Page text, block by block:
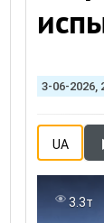
3-06-2026,
UA
3.3т